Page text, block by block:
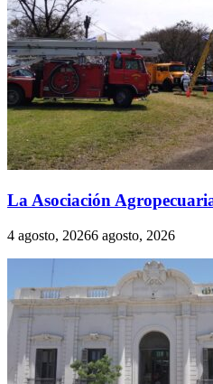
La Asociación
4 agosto, 20266 agosto, 2026